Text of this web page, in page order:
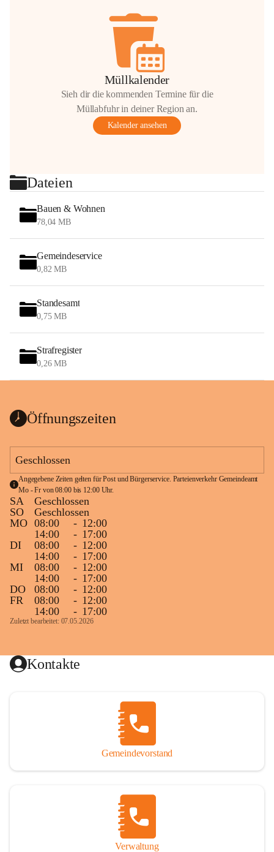
Müllkalender
Sieh dir die kommenden Termine für die
Müllabfuhr in deiner Region an.
Kalender ansehen
Dateien
Bauen & Wohnen
78,04 MB
Gemeindeservice
0,82 MB
Standesamt
0,75 MB
Strafregister
0,26 MB
Öffnungszeiten
Geschlossen
Angegebene Zeiten gelten für Post und Bürgerservice. Parteienverkehr Gemeindeamt
Mo - Fr von 08:00 bis 12:00 Uhr.
SA
Geschlossen
SO
Geschlossen
MO 08:00 - 12:00
14:00
- 17:00
DI
08:00 - 12:00
14:00
- 17:00
MI
08:00 - 12:00
14:00
- 17:00
DO
08:00 - 12:00
FR
08:00 - 12:00
14:00
- 17:00
Zuletzt bearbeitet: 07.05.2026
Kontakte
Gemeindevorstand
Verwaltung